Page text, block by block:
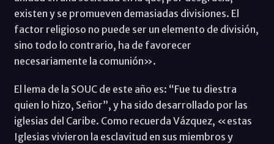
existen y se promueven demasiadas divisiones. El
factor religioso no puede ser un elemento de división,
sino todo lo contrario, ha de favorecer
necesariamente la comunión».
El lema de la SOUC de este año es: “Fue tu diestra
quien lo hizo, Señor”, y ha sido desarrollado por las
iglesias del Caribe. Como recuerda Vázquez, «estas
Iglesias vivieron la esclavitud en sus miembros y